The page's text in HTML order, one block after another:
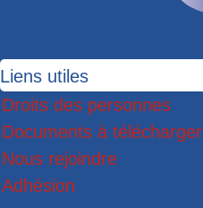
Liens utiles
Droits des personnes
Documents à télécharger
Nous rejoindre
Adhésion